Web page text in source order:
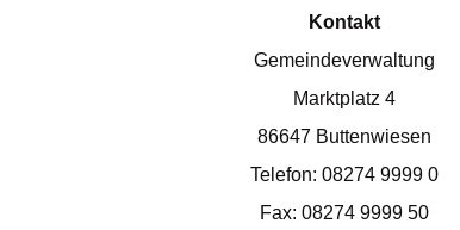
Kontakt
Gemeindeverwaltung
Marktplatz 4
86647 Buttenwiesen
Telefon: 08274 9999 0
Fax: 08274 9999 50